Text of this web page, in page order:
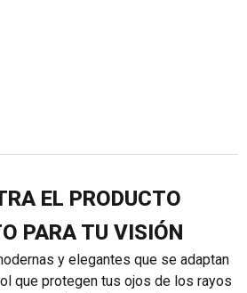
EL PRODUCTO
PARA TU VISIÓN
y elegantes que se adaptan
que protegen tus ojos de los rayos